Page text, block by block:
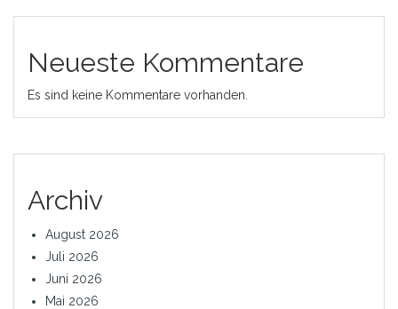
Neueste Kommentare
Es sind keine Kommentare vorhanden.
Archiv
August 2026
Juli 2026
Juni 2026
Mai 2026